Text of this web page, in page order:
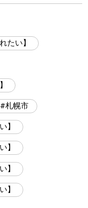
たい】
札幌市
】
】
】
】